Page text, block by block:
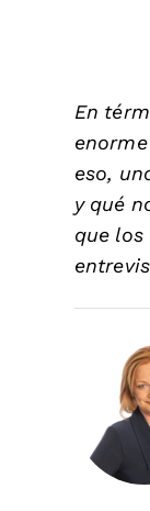
En
eso,
y qué
que los